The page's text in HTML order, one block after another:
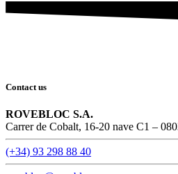
Contact us
ROVEBLOC S.A.
Carrer de Cobalt, 16-20 nave C1 –
(+34) 93 298 88 40